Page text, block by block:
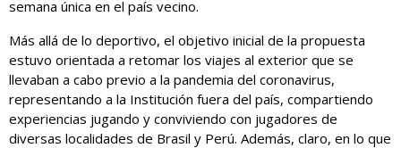
semana única en el país vecino.
Más allá de lo deportivo, el objetivo inicial de la propuesta
estuvo orientada a retomar los viajes al exterior que se
llevaban a cabo previo a la pandemia del coronavirus,
representando a la Institución fuera del país, compartiendo
experiencias jugando y conviviendo con jugadores de
diversas localidades de Brasil y Perú. Además, claro, en lo que